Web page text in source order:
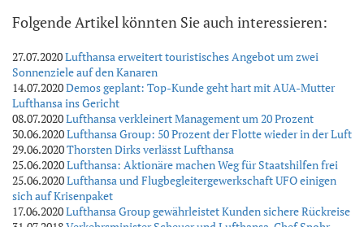
Folgende Artikel könnten Sie auch interessieren:
27.07.2020Lufthansa erweitert touristisches Angebot um zwei
Sonnenziele auf den Kanaren
14.07.2020Demos geplant: Top-Kunde geht hart mit AUA-Mutter
Lufthansa ins Gericht
08.07.2020Lufthansa verkleinert Management um 20 Prozent
30.06.2020Lufthansa Group: 50 Prozent der Flotte wieder in der Luft
29.06.2020Thorsten Dirks verlässt Lufthansa
25.06.2020Lufthansa: Aktionäre machen Weg für Staatshilfen frei
25.06.2020Lufthansa und Flugbegleitergewerkschaft UFO einigen
sich auf Krisenpaket
17.06.2020Lufthansa Group gewährleistet Kunden sichere Rückreise